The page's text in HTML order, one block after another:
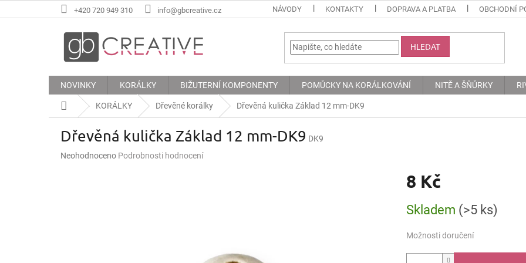
na
+420 720 949 310 info@gbcreative.cz NÁVODY KONTAKTY DOPRAVA A PLATBA OBCHODNÍ
HLEDAT
NOVINKY KORÁLKY BIŽUTERNÍ KOMPONENTY POMŮCKY NA KORÁLKOVÁNÍ NITĚ A ŠŇŮRKY
Domů KORÁLKY Dřevěné korálky Dřevěná kulička Základ 12 mm-DK9
Dřevěná kulička Základ 12 mm-DK9 DK9
Průměrné
Neohodnoceno Podrobnosti hodnocení
8 Kč
cena:
Skladem (>5 ks)
Možnosti doručení